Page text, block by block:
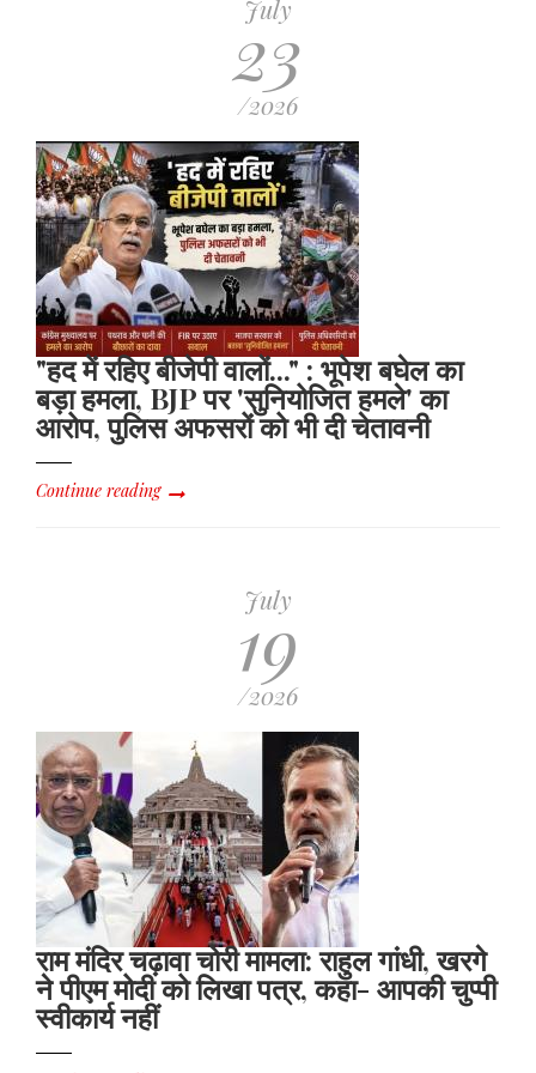
July
23
/2026
"हद में रहिए बीजेपी वालों..." : भूपेश बघेल का
बड़ा हमला, BJP पर 'सुनियोजित हमले' का
आरोप, पुलिस अफसरों को भी दी चेतावनी
Continue reading
July
19
/2026
राम मंदिर चढ़ावा चोरी मामला: राहुल गांधी, खरगे
ने पीएम मोदी को लिखा पत्र, कहा- आपकी चुप्पी
स्वीकार्य नहीं